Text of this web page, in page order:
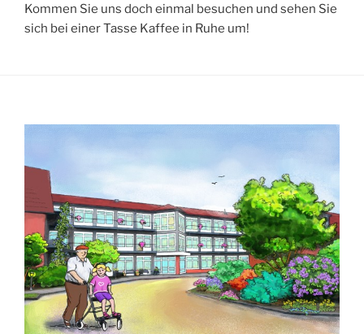
Kommen Sie uns doch einmal besuchen und sehen Sie
sich bei einer Tasse Kaffee in Ruhe um!